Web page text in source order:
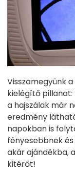
Visszamegyünk a
kielégítő pillanat:
a hajszálak már
eredmény
napokban is
fényesebbnek
akár ajándékba,
kitérőt!